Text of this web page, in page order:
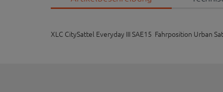
XLC CitySattel Everyday III SAE15 Fahrposition